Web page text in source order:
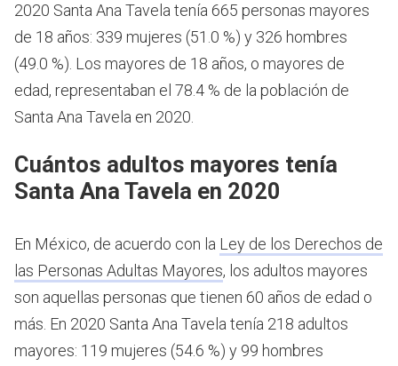
2020 Santa Ana Tavela tenía 665 personas mayores
de 18 años: 339 mujeres (51.0 %) y 326 hombres
(49.0 %). Los mayores de 18 años, o mayores de
edad, representaban el 78.4 % de la población de
Santa Ana Tavela en 2020.
Cuántos adultos mayores tenía
Santa Ana Tavela en 2020
En México, de acuerdo con la Ley de los Derechos de
las Personas Adultas Mayores, los adultos mayores
son aquellas personas que tienen 60 años de edad o
más. En 2020 Santa Ana Tavela tenía 218 adultos
mayores: 119 mujeres (54.6 %) y 99 hombres